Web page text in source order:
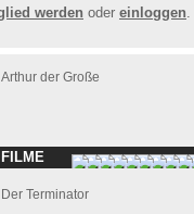
werden oder einloggen.
Arthur der Große
Der Terminator